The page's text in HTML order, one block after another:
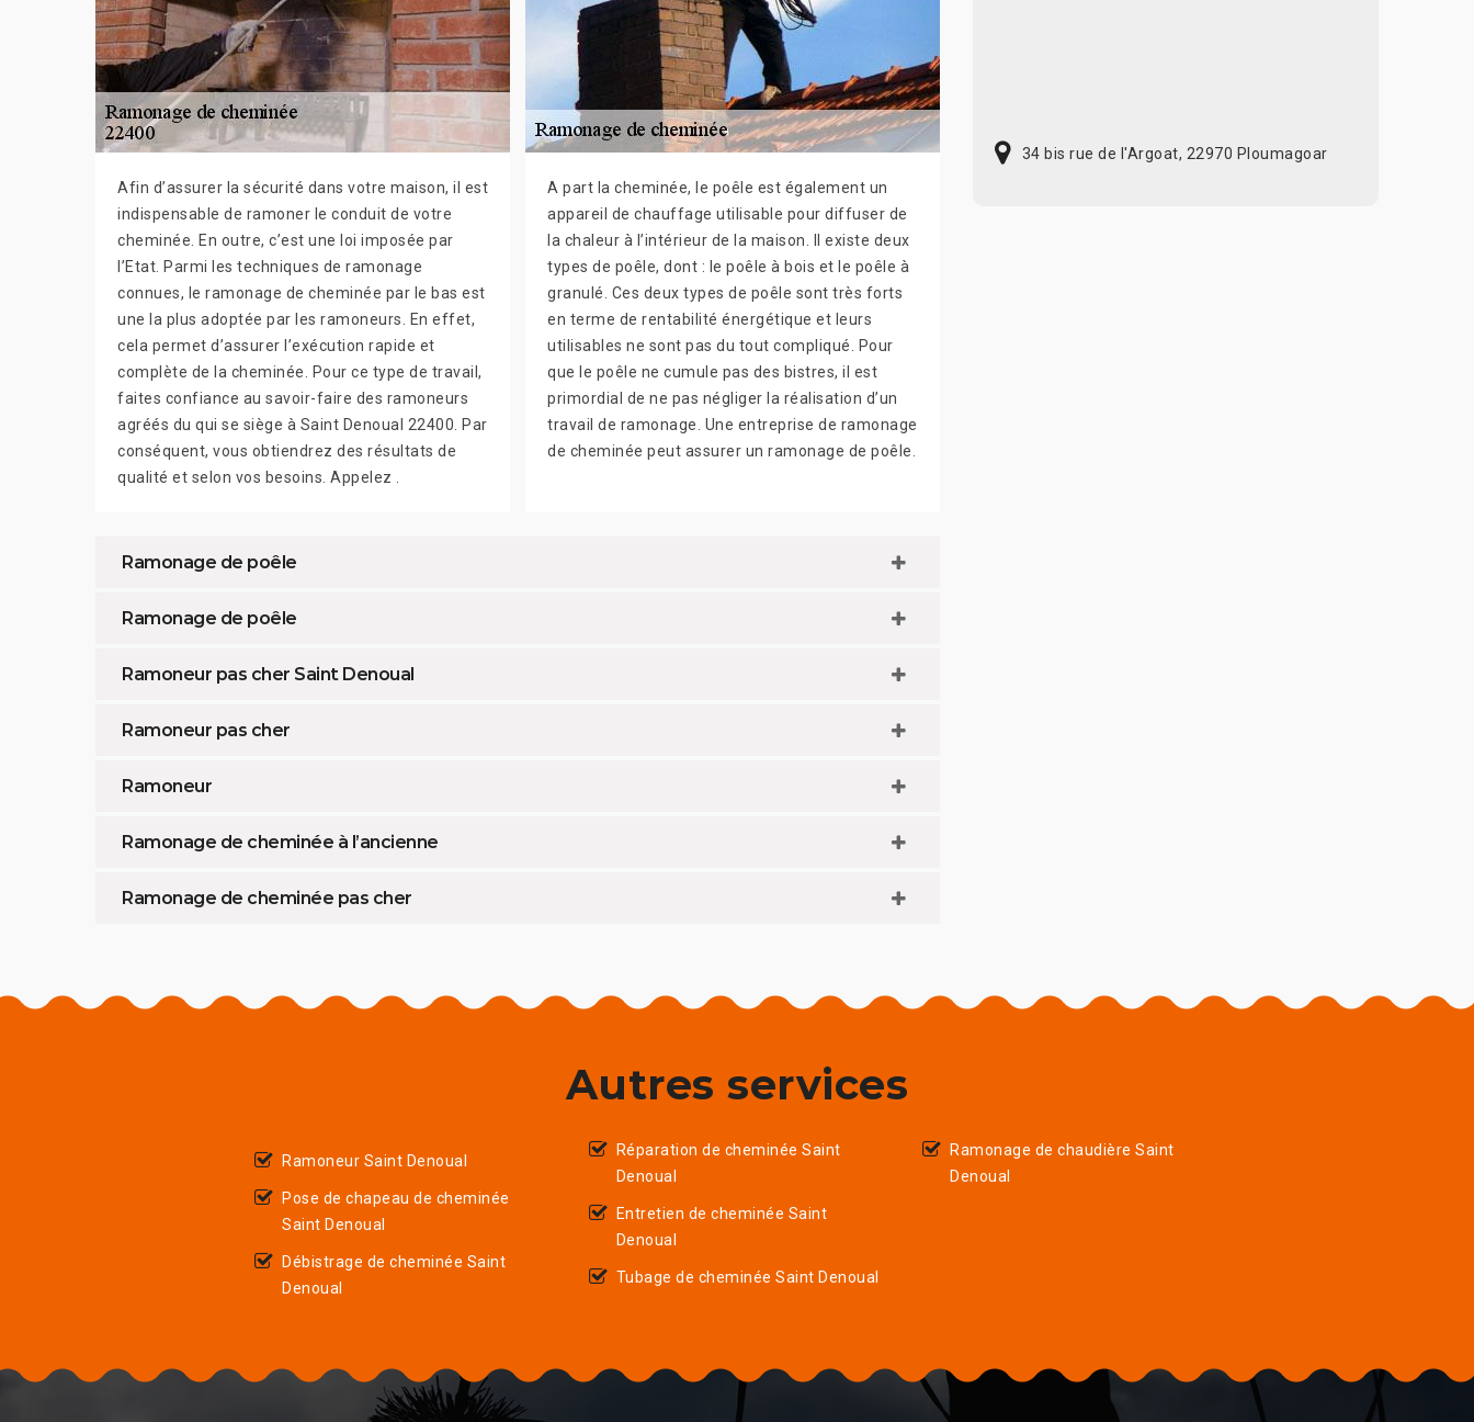
Afin d’assurer la sécurité dans votre maison, il est
indispensable de ramoner le conduit de votre
cheminée. En outre, c’est une loi imposée par
l’Etat. Parmi les techniques de ramonage
connues, le ramonage de cheminée par le bas est
une la plus adoptée par les ramoneurs. En effet,
cela permet d’assurer l’exécution rapide et
complète de la cheminée. Pour ce type de travail,
faites confiance au savoir-faire des ramoneurs
agréés du qui se siège à Saint Denoual 22400. Par
conséquent, vous obtiendrez des résultats de
qualité et selon vos besoins. Appelez .
A part la cheminée, le poêle est également un
appareil de chauffage utilisable pour diffuser de
la chaleur à l’intérieur de la maison. Il existe deux
types de poêle, dont : le poêle à bois et le poêle à
granulé. Ces deux types de poêle sont très forts
en terme de rentabilité énergétique et leurs
utilisables ne sont pas du tout compliqué. Pour
que le poêle ne cumule pas des bistres, il est
primordial de ne pas négliger la réalisation d’un
travail de ramonage. Une entreprise de ramonage
de cheminée peut assurer un ramonage de poêle.
Ramonage de poêle
Ramonage de poêle
Ramoneur pas cher Saint Denoual
Ramoneur pas cher
Ramoneur
Ramonage de cheminée à l’ancienne
Ramonage de cheminée pas cher
34 bis rue de l'Argoat, 22970 Ploumagoar
Autres services
Ramoneur Saint Denoual
Pose de chapeau de cheminée
Saint Denoual
Débistrage de cheminée Saint
Denoual
Réparation de cheminée Saint
Denoual
Entretien de cheminée Saint
Denoual
Tubage de cheminée Saint Denoual
Ramonage de chaudière Saint
Denoual